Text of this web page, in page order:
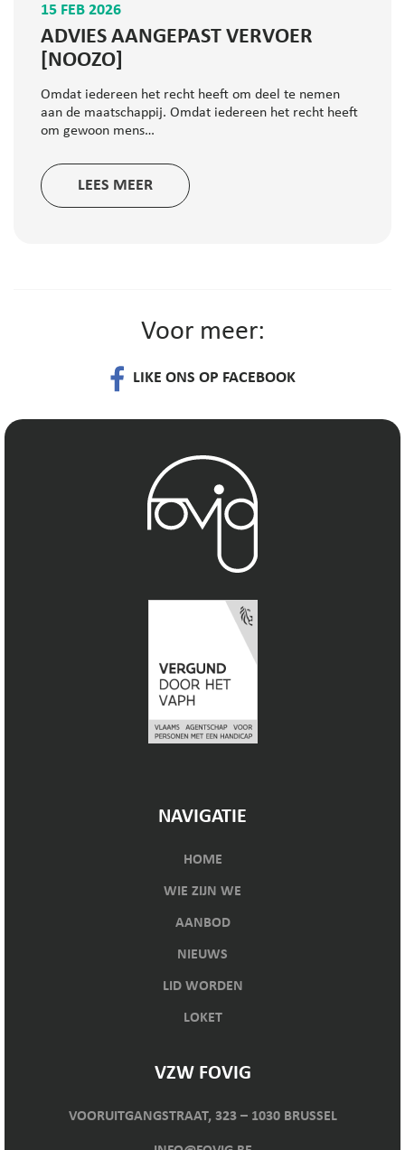
15 FEB 2026
ADVIES AANGEPAST VERVOER
[NOOZO]
Omdat iedereen het recht heeft om deel te nemen
aan de maatschappij. Omdat iedereen het recht heeft
om gewoon mens…
LEES MEER
Voor meer:
LIKE ONS OP FACEBOOK
NAVIGATIE
HOME
WIE ZIJN WE
AANBOD
NIEUWS
LID WORDEN
LOKET
VZW FOVIG
VOORUITGANGSTRAAT, 323 – 1030 BRUSSEL